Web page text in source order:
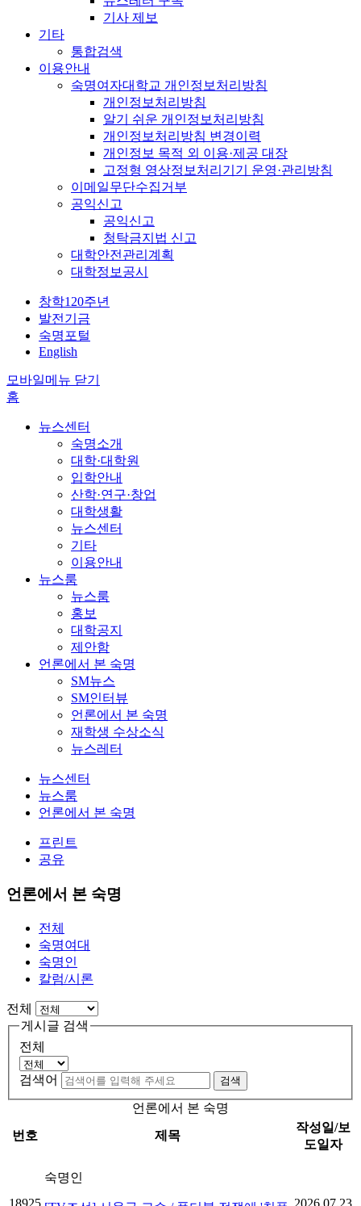
기사 제보
기타
통합검색
이용안내
숙명여자대학교 개인정보처리방침
개인정보처리방침
알기 쉬운 개인정보처리방침
개인정보처리방침 변경이력
개인정보 목적 외 이용·제공 대장
고정형 영상정보처리기기 운영·관리방침
이메일무단수집거부
공익신고
공익신고
청탁금지법 신고
대학안전관리계획
대학정보공시
창학120주년
발전기금
숙명포털
English
모바일메뉴 닫기
홈
뉴스센터
숙명소개
대학·대학원
입학안내
산학·연구·창업
대학생활
뉴스센터
기타
이용안내
뉴스룸
뉴스룸
홍보
대학공지
제안함
언론에서 본 숙명
SM뉴스
SM인터뷰
언론에서 본 숙명
재학생 수상소식
뉴스레터
뉴스센터
뉴스룸
언론에서 본 숙명
프린트
공유
언론에서 본 숙명
전체
숙명여대
숙명인
칼럼/시론
전체
게시글 검색
전체
검색어 검색
언론에서 본 숙명
번호
제목
작성일/보
도일자
18925
숙명인
2026.07.23